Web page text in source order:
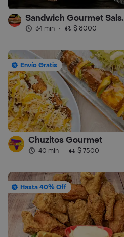
34 min · $ 8000
Envío Gratis
Chuzitos Gourmet
40 min · $ 7500
Hasta 40% Off